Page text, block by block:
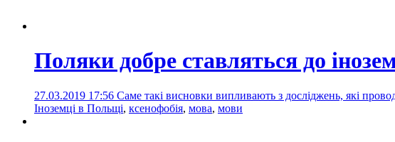
Поляки добре ставляться до
27.03.2019 17:56 Саме такі висновки випливають з досліджень, які
Іноземці в Польщі, ксенофобія, мова, мови